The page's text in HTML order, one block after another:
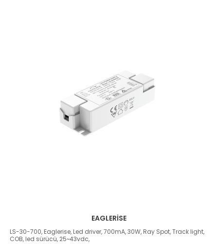
EAGLERISE
LS-30-700, Eaglerise, Led driver, 700mA, 30W, Ray Spot, Track light,
COB, led sürücü, 25~43vdc,